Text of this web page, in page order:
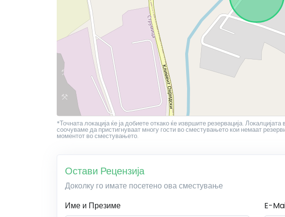
*Точната локација ќе ја добиете откако ќе извршите резервација.
соочуваме да пристигнуваат многу гости во сместувањето кои немаат
моментот во сместувањето.
Остави Рецензија
Доколку го имате посетено ова сместување
Име и Презиме
E-